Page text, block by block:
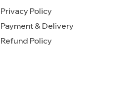
Privacy Policy
Payment & Delivery
Refund Policy